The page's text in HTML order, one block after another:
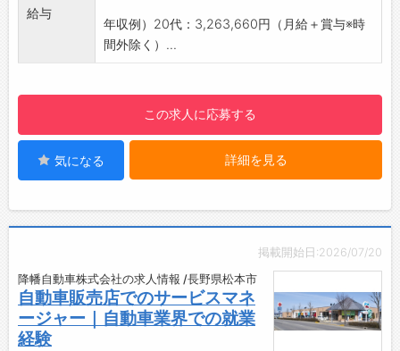
／
甲信マツダは「みんなの笑顔がつながる会社」
“お客様の期待にこたえるために、主体的に考え
ながらチームで動き、感性豊かで利他の心にあ
ふれる”
そんな仲間を募集しています！ご応募を心より
お待ちしております♪
す。
・メカニックにおいては、段階ごとに細かくミ
ア資格C級～A級チャレンジ期間」→「サービス
マネージャー」→「店長」→「本部スタッフ」
と、キャリアを描いていくことが可能です♪
【職場の雰囲気・社風】
・魅力の1つが、風通しの良さです！
一度、全社員が集まる「ビジョンミーティン
グ」という会議を設け、部門・役職・経験年
り、“KSビジョン実現の為にどのような行動を
すれば良いか”という話し合いを行っておりま
す。
給与
年収例）20代：3,263,660円（月給＋賞与※時
間外除く）...
この求人に応募する
気になる 詳細を見る
掲載開始日:2026/07/20
降幡自動車株式会社の求人情報 /長野県松本市
自動車販売店でのサービスマネ
ージャー｜自動車業界での就業
経験